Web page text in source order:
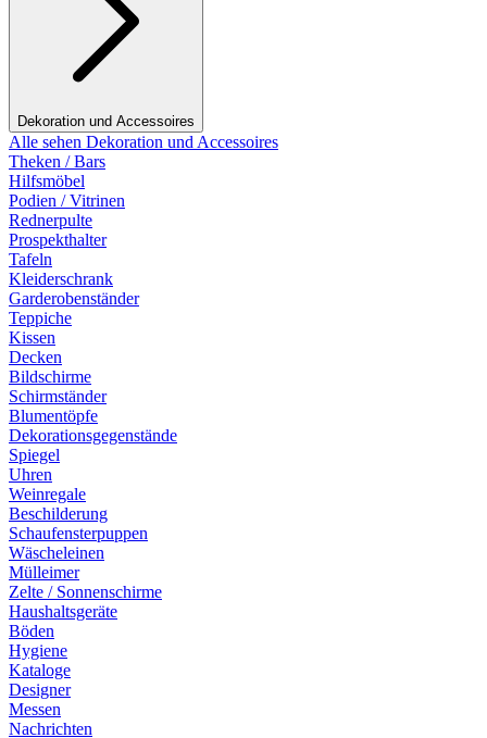
Dekoration und Accessoires
Alle sehen Dekoration und Accessoires
Theken / Bars
Hilfsmöbel
Podien / Vitrinen
Rednerpulte
Prospekthalter
Tafeln
Kleiderschrank
Garderobenständer
Teppiche
Kissen
Decken
Bildschirme
Schirmständer
Blumentöpfe
Dekorationsgegenstände
Spiegel
Uhren
Weinregale
Beschilderung
Schaufensterpuppen
Wäscheleinen
Mülleimer
Zelte / Sonnenschirme
Haushaltsgeräte
Böden
Hygiene
Kataloge
Designer
Messen
Nachrichten